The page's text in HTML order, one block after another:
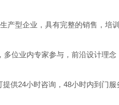
型企业，具有完整的销售，培
业内专家参与，前沿设计理念
24小时咨询，48小时内到门服